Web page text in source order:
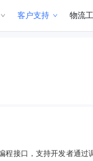
客户支持 物流
程接口，支持开发者通过